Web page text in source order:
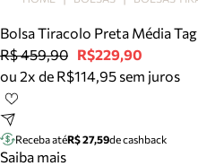
Tamanco
Tênis
Mule
Tire dúvidas sobre
Bolsa Tiracolo Preta Média
R$ 459,90 R$229,90
ou 2x de R$114,95 sem juros
Receba atéR$ 27,59de cashback
Saiba mais